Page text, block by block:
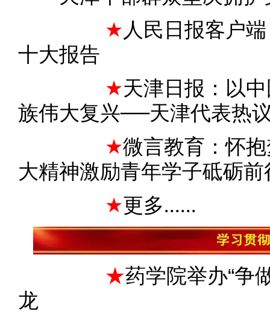
★ 人民日报客户
十大报告
★天津日报：以
族伟大复兴──天津代表热
★微言教育：怀
大精神激励青年学子砥砺前
★更多......
★药学院举办“争
龙